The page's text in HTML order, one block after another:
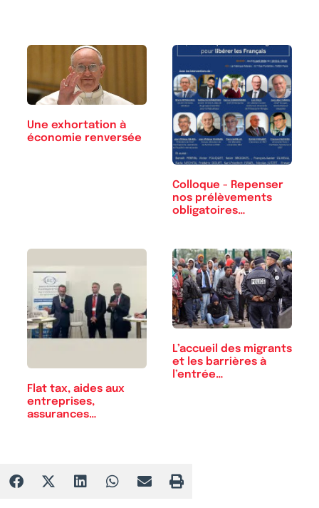
Une exhortation à
économie renversée
Colloque - Repenser
nos prélèvements
obligatoires…
Flat tax, aides aux
entreprises,
assurances…
L’accueil des migrants
et les barrières à
l’entrée…